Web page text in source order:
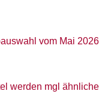
vom Mai 2026
werden mgl ähnliche